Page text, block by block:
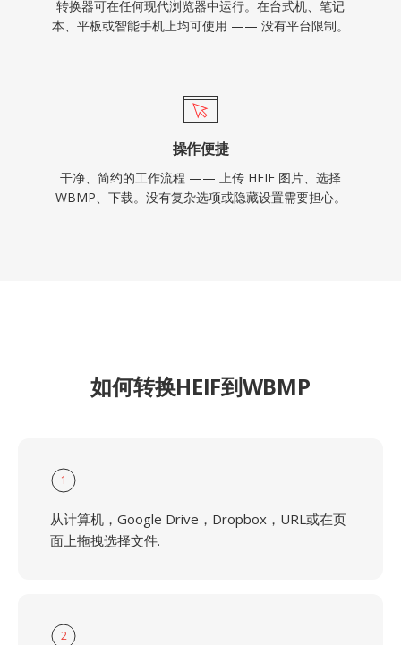
转换器可在任何现代浏览器中运行。在台式机、笔记
本、平板或智能手机上均可使用 —— 没有平台限制。
操作便捷
干净、简约的工作流程 —— 上传 HEIF 图片、选择
WBMP、下载。没有复杂选项或隐藏设置需要担心。
如何转换HEIF到WBMP
1
从计算机，Google Drive，Dropbox，URL或在页
面上拖拽选择文件.
2